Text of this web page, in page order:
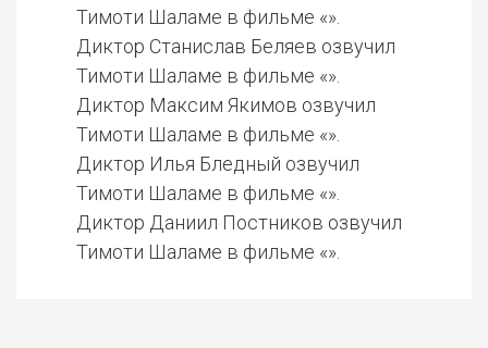
Тимоти Шаламе в фильме «».
Диктор Станислав Беляев озвучил
Тимоти Шаламе в фильме «».
Диктор Максим Якимов озвучил
Тимоти Шаламе в фильме «».
Диктор Илья Бледный озвучил
Тимоти Шаламе в фильме «».
Диктор Даниил Постников озвучил
Тимоти Шаламе в фильме «».